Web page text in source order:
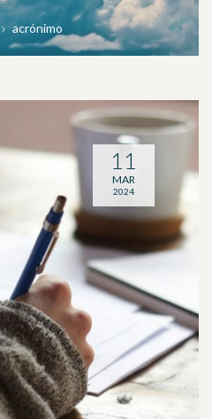
acrónimo
11
MAR
2024